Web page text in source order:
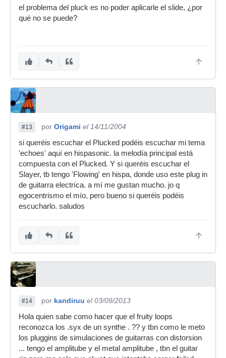
el problema del pluck es no poder aplicarle el slide, ¿por
qué no se puede?
#13 por Origami el 14/11/2004
si queréis escuchar el Plucked podéis escuchar mi tema
'echoes' aquí en hispasonic. la melodía principal está
compuesta con el Plucked. Y si queréis escuchar el
Slayer, tb tengo 'Flowing' en hispa, donde uso este plug in
de guitarra electríca. a mí me gustan mucho. jo q
egocentrismo el mío, pero bueno si queréis podéis
escucharlo. saludos
#14 por kandiruu el 03/09/2013
Hola quien sabe como hacer que el fruity loops
reconozca los .syx de un synthe . ?? y tbn como le meto
los pluggins de simulaciones de guitarras con distorsion
... tengo el amplitube y el metal amplitube , tbn el guitar